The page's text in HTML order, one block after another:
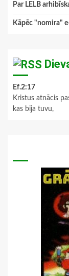
Par LELB
Kāpēc "nomira"
Ef.2:17
Kristus atnācis
kas bija tuvu,